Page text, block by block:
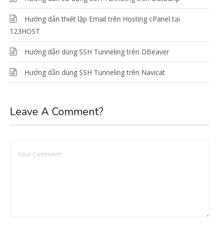
Hướng dẫn thiết lập Email trên Hosting cPanel tại
123HOST
Hướng dẫn dùng SSH Tunneling trên DBeaver
Hướng dẫn dùng SSH Tunneling trên Navicat
Leave A Comment?